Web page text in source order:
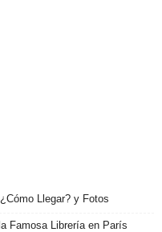
Llegar? y Fotos
Famosa Librería en París